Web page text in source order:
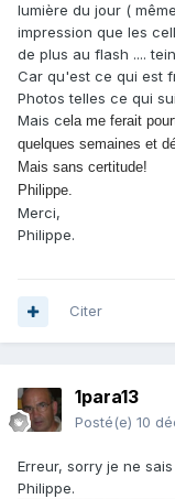
lumière du jour (
impression que les
de plus au flash ....
Car qu'est ce qui est
Photos telles ce qui
Mais cela me ferait
quelques semaines et
Mais sans certitude!
Philippe.
Merci,
Philippe.
Citer
1para13
Posté(e) 10
Erreur, sorry je ne
Philippe.